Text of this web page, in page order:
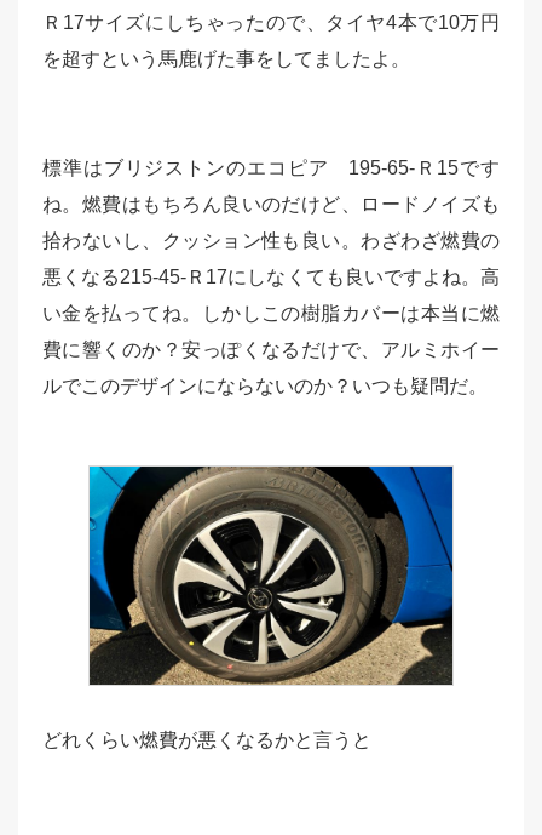
Ｒ17サイズにしちゃったので、タイヤ4本で10万円
を超すという馬鹿げた事をしてましたよ。
標準はブリジストンのエコピア 195-65-Ｒ15です
ね。燃費はもちろん良いのだけど、ロードノイズも
拾わないし、クッション性も良い。わざわざ燃費の
悪くなる215-45-Ｒ17にしなくても良いですよね。高
い金を払ってね。しかしこの樹脂カバーは本当に燃
費に響くのか？安っぽくなるだけで、アルミホイー
ルでこのデザインにならないのか？いつも疑問だ。
どれくらい燃費が悪くなるかと言うと